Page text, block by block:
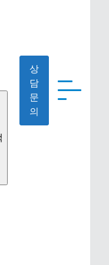
상
담
문
의